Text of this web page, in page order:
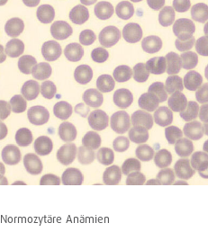
Normozytäre Anämien